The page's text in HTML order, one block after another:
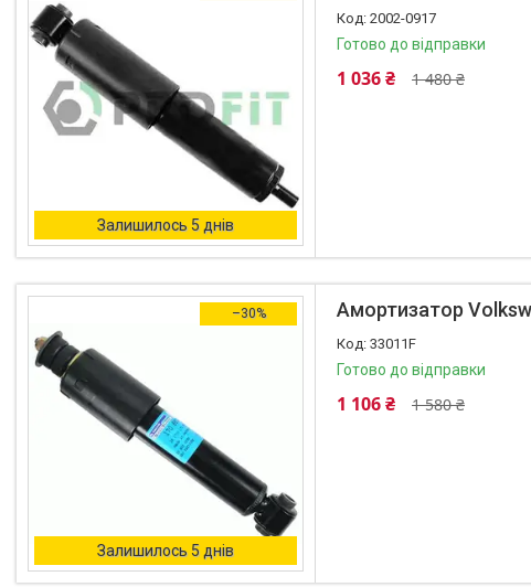
Залишилось 5 днів
2002-0917
Готово до відправки
1 480 ₴
1 036 ₴
–30%
Залишилось 5 днів
Амортизатор
33011F
Готово до відправки
1 580 ₴
1 106 ₴